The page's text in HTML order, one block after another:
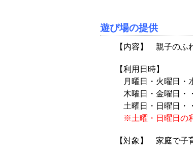
遊び場の提供
【内容】 親子のふ
【利用日時】
月曜日・火曜日・
木曜日・金曜日・
土曜日・日曜日・
※土曜・日曜日の
【対象】 家庭で子